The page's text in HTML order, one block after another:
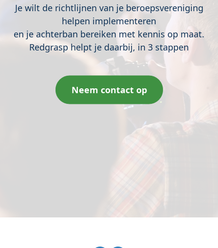
Je wilt de richtlijnen van je beroepsvereniging
helpen implementeren
en je achterban bereiken met kennis op maat.
Redgrasp helpt je daarbij, in 3 stappen
Neem contact op